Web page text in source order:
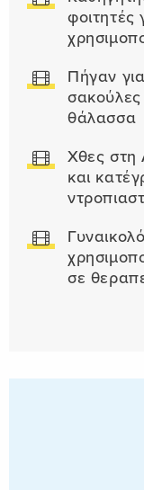
φοιτητές
Πήγαν
θάλασσα
Χθες στη
και
σε